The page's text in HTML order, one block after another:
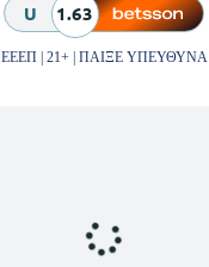
U 1.63
ΕΕΕΠ | 21+ | ΠΑΙΞΕ ΥΠΕΥΘΥΝΑ